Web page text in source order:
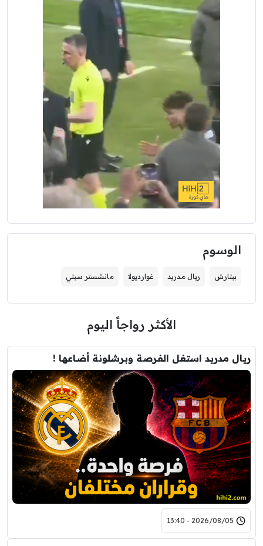
الوسوم
بيتارش ريال مدريد غوارديولا مانشستر سيتي
الأكثر رواجاً اليوم
ريال مدريد استغل الفرصة وبرشلونة أضاعها !
2026/08/05 - 13:40